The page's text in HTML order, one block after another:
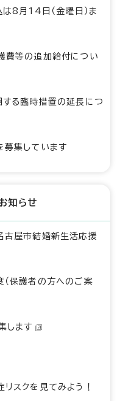
8月14日（金曜日）ま
費等の追加給付につい
する臨時措置の延長につ
集しています
知らせ
古屋市結婚新生活応援
保護者の方へのご案
します
スクを見てみよう！